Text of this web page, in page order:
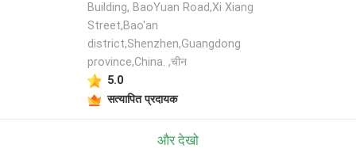
Building, BaoYuan Road,Xi Xiang
Street,Bao'an
district,Shenzhen,Guangdong
province,China. ,चीन
5.0
सत्यापित प्रदायक
और देखो